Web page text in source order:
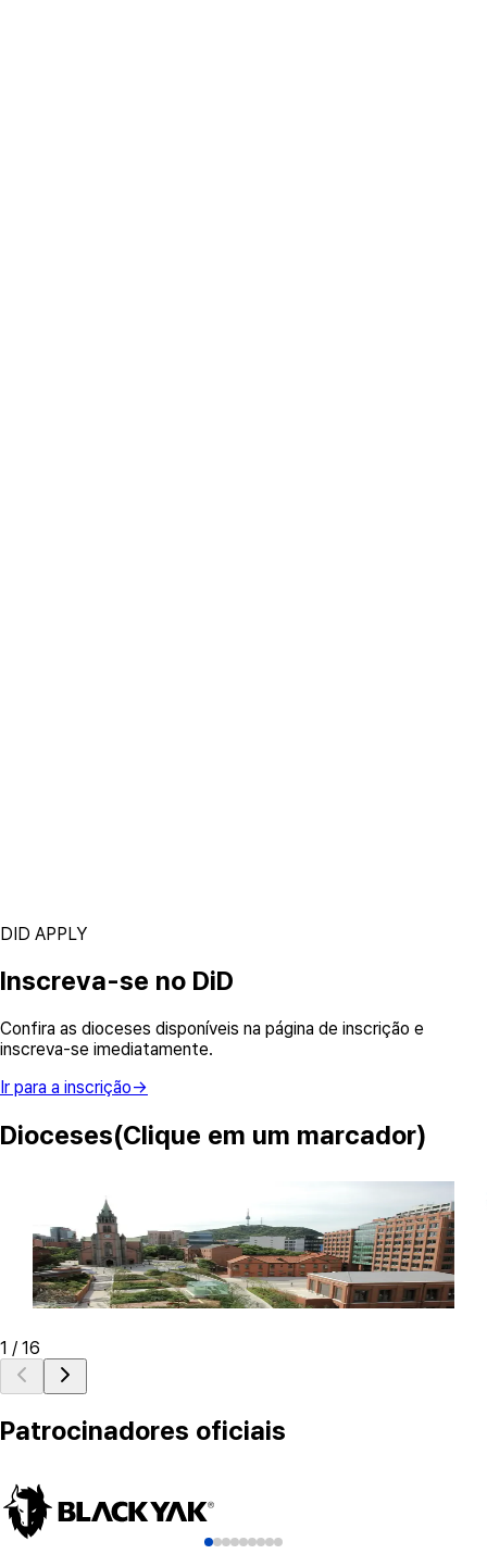
DID APPLY
Inscreva-se no DiD
Confira as dioceses disponíveis na página de inscrição e
inscreva-se imediatamente.
Ir para a inscrição→
Dioceses(Clique em um marcador)
Archdiocese of Seoul
74 Myeongdong-gil, Jung-gu, Seoul
Visit Diocese DID Website
1 / 16
Patrocinadores oficiais